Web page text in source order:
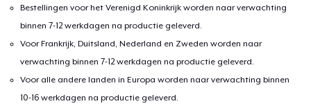
Bestellingen voor het Verenigd Koninkrijk worden naar verwachting
binnen 7-12 werkdagen na productie geleverd.
Voor Frankrijk, Duitsland, Nederland en Zweden worden naar
verwachting binnen 7-12 werkdagen na productie geleverd.
Voor alle andere landen in Europa worden naar verwachting binnen
10-16 werkdagen na productie geleverd.